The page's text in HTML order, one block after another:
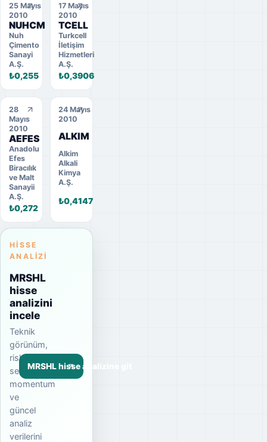
25 Mayıs
2010
NUHCM
Nuh
Çimento
Sanayi
A.Ş.
₺0,255
17 Mayıs
2010
TCELL
Turkcell
İletişim
Hizmetleri
A.Ş.
₺0,3906
28
Mayıs
2010
AEFES
Anadolu
Efes
Biracılık
ve Malt
Sanayii
A.Ş.
₺0,272
24 Mayıs
2010
ALKIM
Alkim
Alkali
Kimya
A.Ş.
₺0,4147
HISSE
ANALIZI
MRSHL
hisse
analizini
incele
Teknik
görünüm,
risk
seviyesi,
momentum
ve
güncel
analiz
verilerini
MRSHL hisse analizine git